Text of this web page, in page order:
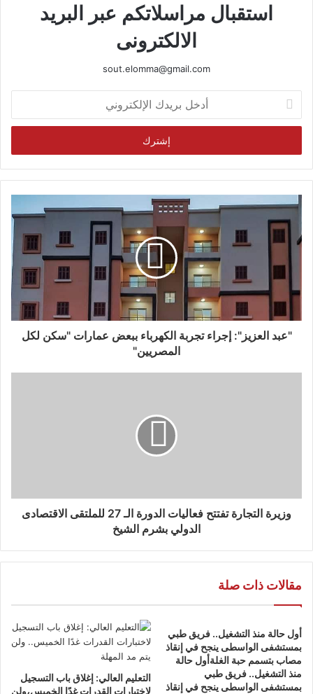
استقبال مراسلاتكم عبر البريد
الالكترونى
sout.elomma@gmail.com
بريدك
الإلكتروني
"عبد العزيز": إجراء تجربة الكهرباء ببعض عمارات "سكن لكل
المصريين"
وزيرة التجارة تفتتح فعاليات الدورة الـ 27 للملتقى الاقتصادى
الدولي بشرم الشيخ
مقالات ذات صلة
أول حالة منذ التشغيل.. فريق طبي
بمستشفى الواسطى ينجح في إنقاذ
مصاب بتسمم حبة الغلةأول حالة
منذ التشغيل.. فريق طبي
بمستشفى الواسطى ينجح في إنقاذ
التعليم العالي: إغلاق باب التسجيل
لاختبارات القدرات غدًا الخميس،ولن